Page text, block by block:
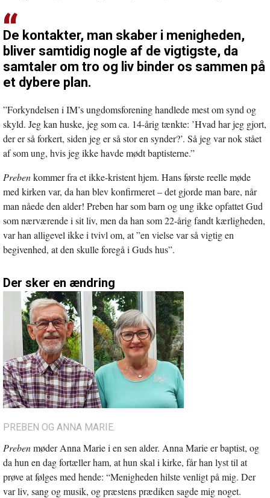
De kontakter, man skaber i menigheden,
bliver samtidig nogle af de vigtigste, da
samtaler om tro og liv binder os sammen på
et dybere plan.
”Forkyndelsen i IM’s ungdomsforening handlede mest om synd og
skyld. Jeg kan huske, jeg som ca. 14-årig tænkte: ’Hvad har jeg gjort,
der er så forkert, siden jeg er så stor en synder?’. Så jeg var nok stået
af som ung, hvis jeg ikke havde mødt baptisterne.”
Prebenkommer fra et ikke-kristent hjem. Hans første reelle møde
med kirken var, da han blev konfirmeret – det gjorde man bare, når
man nåede den alder! Preben har som barn og ung ikke opfattet Gud
som nærværende i sit liv, men da han som 22-årig fandt kærligheden,
var han alligevel ikke i tvivl om, at ”en vielse var så vigtig en
begivenhed, at den skulle foregå i Guds hus”.
Der sker en ændring
PREBEN OG ANNA MARIE.
Prebenmøder Anna Marie i en sen alder. Anna Marie er baptist, og
da hun en dag fortæller ham, at hun skal i kirke, får han lyst til at
prøve at følges med hende: “Menigheden hilste venligt på mig. Der
var liv, sang og musik, og præstens prædiken sagde mig noget.